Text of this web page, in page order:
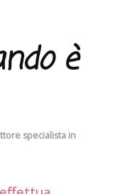
è
specialista in